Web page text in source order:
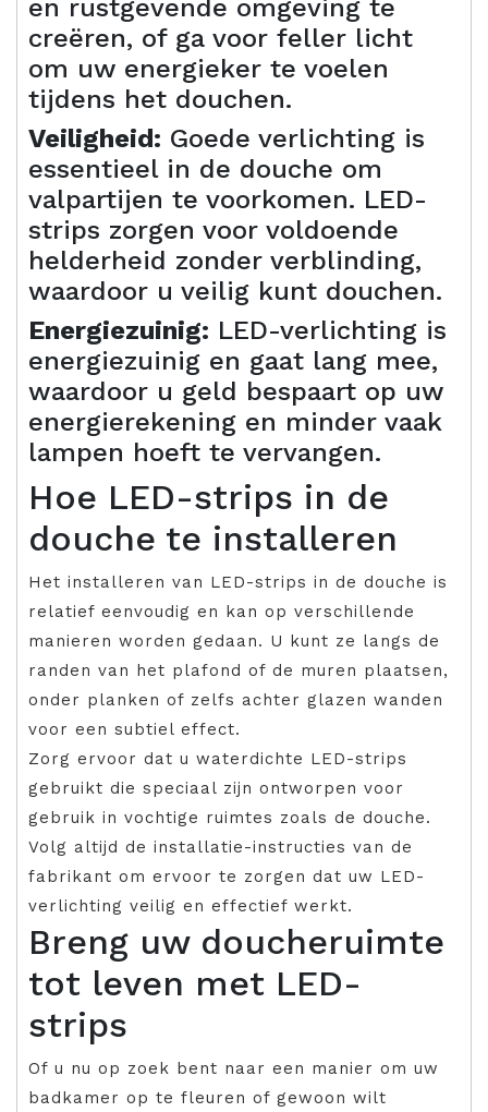
en rustgevende omgeving te
creëren, of ga voor feller licht
om uw energieker te voelen
tijdens het douchen.
Veiligheid: Goede verlichting is
essentieel in de douche om
valpartijen te voorkomen. LED-
strips zorgen voor voldoende
helderheid zonder verblinding,
waardoor u veilig kunt douchen.
Energiezuinig: LED-verlichting is
energiezuinig en gaat lang mee,
waardoor u geld bespaart op uw
energierekening en minder vaak
lampen hoeft te vervangen.
Hoe LED-strips in de
douche te installeren
Het installeren van LED-strips in de douche is
relatief eenvoudig en kan op verschillende
manieren worden gedaan. U kunt ze langs de
randen van het plafond of de muren plaatsen,
onder planken of zelfs achter glazen wanden
voor een subtiel effect.
Zorg ervoor dat u waterdichte LED-strips
gebruikt die speciaal zijn ontworpen voor
gebruik in vochtige ruimtes zoals de douche.
Volg altijd de installatie-instructies van de
fabrikant om ervoor te zorgen dat uw LED-
verlichting veilig en effectief werkt.
Breng uw doucheruimte
tot leven met LED-
strips
Of u nu op zoek bent naar een manier om uw
badkamer op te fleuren of gewoon wilt